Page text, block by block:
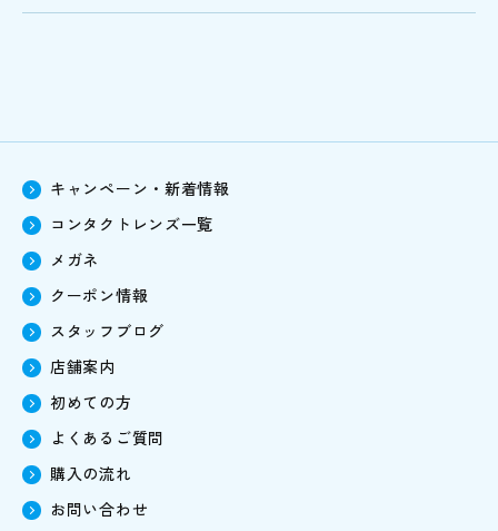
キャンペーン・新着情報
コンタクトレンズ一覧
メガネ
クーポン情報
スタッフブログ
店舗案内
初めての方
よくあるご質問
購入の流れ
お問い合わせ